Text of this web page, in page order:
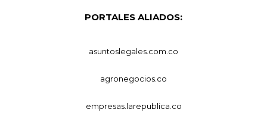
PORTALES ALIADOS:
asuntoslegales.com.co
agronegocios.co
empresas.larepublica.co